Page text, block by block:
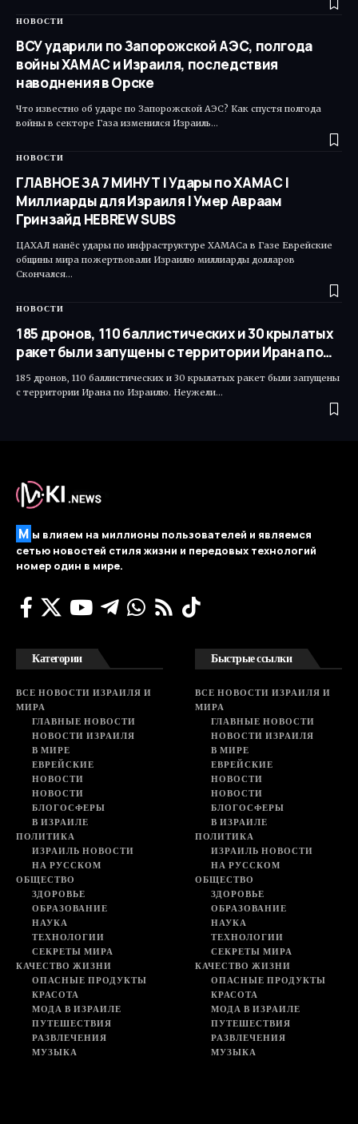
НОВОСТИ
ВСУ ударили по Запорожской АЭС, полгода
войны ХАМАС и Израиля, последствия
наводнения в Орске
Что известно об ударе по Запорожской АЭС? Как спустя полгода
войны в секторе Газа изменился Израиль…
НОВОСТИ
ГЛАВНОЕ ЗА 7 МИНУТ | Удары по ХАМАС |
Миллиарды для Израиля | Умер Авраам
Гринзайд HEBREW SUBS
ЦАХАЛ нанёс удары по инфраструктуре ХАМАСа в Газе Еврейские
общины мира пожертвовали Израилю миллиарды долларов
Скончался…
НОВОСТИ
185 дронов, 110 баллистических и 30 крылатых
ракет были запущены с территории Ирана по…
185 дронов, 110 баллистических и 30 крылатых ракет были запущены
с территории Ирана по Израилю. Неужели…
М ы влияем на миллионы пользователей и являемся
сетью новостей стиля жизни и передовых технологий
номер один в мире.
Категории
ВСЕ НОВОСТИ ИЗРАИЛЯ И
МИРА
ГЛАВНЫЕ НОВОСТИ
НОВОСТИ ИЗРАИЛЯ
В МИРЕ
ЕВРЕЙСКИЕ
НОВОСТИ
НОВОСТИ
БЛОГОСФЕРЫ
В ИЗРАИЛЕ
ПОЛИТИКА
ИЗРАИЛЬ НОВОСТИ
НА РУССКОМ
ОБЩЕСТВО
ЗДОРОВЬЕ
ОБРАЗОВАНИЕ
НАУКА
ТЕХНОЛОГИИ
СЕКРЕТЫ МИРА
КАЧЕСТВО ЖИЗНИ
ОПАСНЫЕ ПРОДУКТЫ
КРАСОТА
МОДА В ИЗРАИЛЕ
ПУТЕШЕСТВИЯ
РАЗВЛЕЧЕНИЯ
МУЗЫКА
Быстрые ссылки
ВСЕ НОВОСТИ ИЗРАИЛЯ И
МИРА
ГЛАВНЫЕ НОВОСТИ
НОВОСТИ ИЗРАИЛЯ
В МИРЕ
ЕВРЕЙСКИЕ
НОВОСТИ
НОВОСТИ
БЛОГОСФЕРЫ
В ИЗРАИЛЕ
ПОЛИТИКА
ИЗРАИЛЬ НОВОСТИ
НА РУССКОМ
ОБЩЕСТВО
ЗДОРОВЬЕ
ОБРАЗОВАНИЕ
НАУКА
ТЕХНОЛОГИИ
СЕКРЕТЫ МИРА
КАЧЕСТВО ЖИЗНИ
ОПАСНЫЕ ПРОДУКТЫ
КРАСОТА
МОДА В ИЗРАИЛЕ
ПУТЕШЕСТВИЯ
РАЗВЛЕЧЕНИЯ
МУЗЫКА